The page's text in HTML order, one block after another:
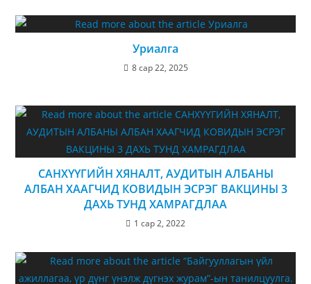
Уриалга
8 сар 22, 2025
САНХҮҮГИЙН ХЯНАЛТ, АУДИТЫН АЛБАНЫ
АЛБАН ХААГЧИД КОВИДЫН ЭСРЭГ ВАКЦИНЫ 3
ДАХЬ ТУНД ХАМРАГДЛАА
1 сар 2, 2022